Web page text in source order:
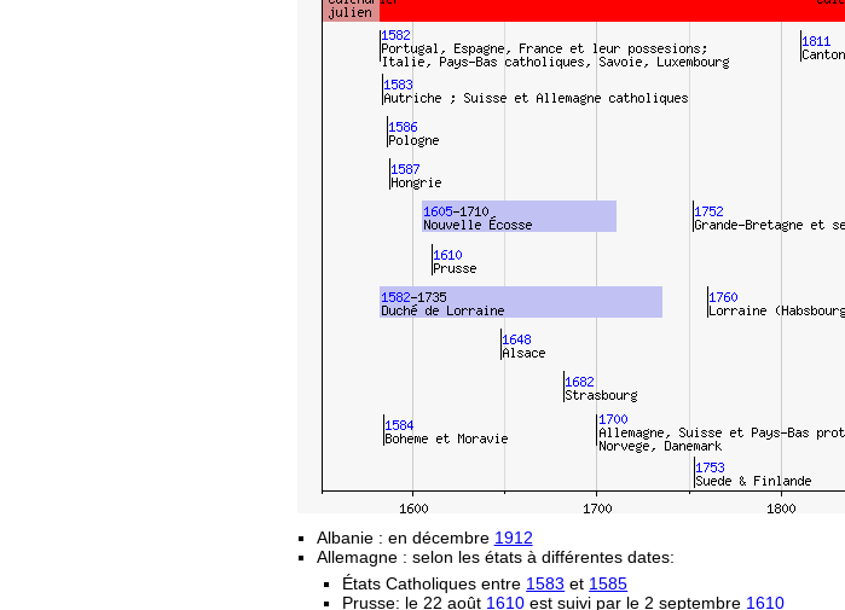
Albanie : en décembre 1912
Allemagne : selon les états à différentes dates:
États Catholiques entre 1583 et 1585
Prusse: le 22 août 1610 est suivi par le 2 septembre 1610